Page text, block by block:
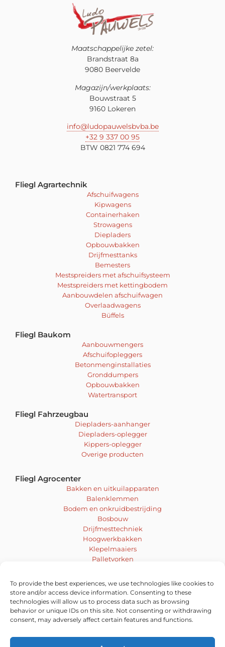
To provide the best experiences, we use technologies like cookies to
store and/or access device information. Consenting to these
technologies will allow us to process data such as browsing
behavior or unique IDs on this site. Not consenting or withdrawing
consent, may adversely affect certain features and functions.
Maatschappelijke zetel:
Brandstraat 8a
9080 Beervelde
Magazijn/werkplaats:
Bouwstraat 5
9160 Lokeren
info@ludopauwelsbvba.be
+32 9 337 00 95
BTW 0821 774 694
Fliegl Agrartechnik
Afschuifwagens
Kipwagens
Containerhaken
Strowagens
Diepladers
Opbouwbakken
Drijfmesttanks
Bemesters
Mestspreiders met afschuifsysteem
Mestspreiders met kettingbodem
Aanbouwdelen afschuifwagen
Overlaadwagens
Büffels
Fliegl Baukom
Aanbouwmengers
Afschuifopleggers
Betonmenginstallaties
Gronddumpers
Opbouwbakken
Watertransport
Fliegl Fahrzeugbau
Diepladers-aanhanger
Diepladers-oplegger
Kippers-oplegger
Overige producten
Fliegl Agrocenter
Bakken en uitkuilapparaten
Balenklemmen
Bodem en onkruidbestrijding
Bosbouw
Drijfmesttechniek
Hoogwerkbakken
Klepelmaaiers
Palletvorken
Sneeuwschuiven en schuifbladen
Veegmachines
Voer- en inkuiltechniek
Vacatures